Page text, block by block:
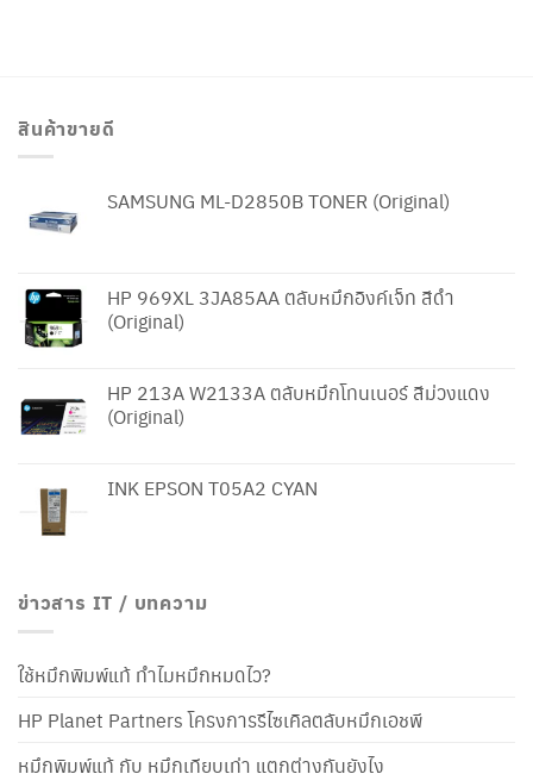
สินค้าขายดี
SAMSUNG ML-D2850B TONER (Original)
HP 969XL 3JA85AA ตลับหมึกอิงค์เจ็ท สีดำ
(Original)
HP 213A W2133A ตลับหมึกโทนเนอร์ สีม่วงแดง
(Original)
INK EPSON T05A2 CYAN
ข่าวสาร IT / บทความ
ใช้หมึกพิมพ์แท้ ทำไมหมึกหมดไว?
HP Planet Partners โครงการรีไซเคิลตลับหมึกเอชพี
หมึกพิมพ์แท้ กับ หมึกเทียบเท่า แตกต่างกันยังไง